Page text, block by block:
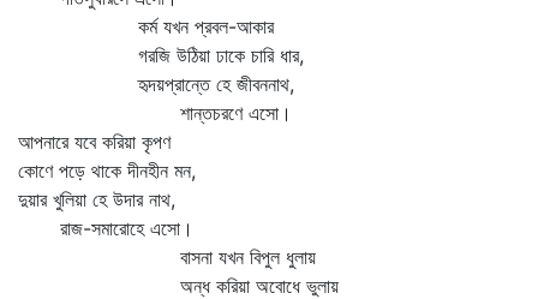
কর্ম যখন প্রবল-আকার
গরজি উঠিয়া ঢাকে চারি ধার,
হৃদয়প্রান্তে হে জীবননাথ,
শান্তচরণে এসো।
আপনারে যবে করিয়া কৃপণ
কোণে পড়ে থাকে দীনহীন মন,
দুয়ার খুলিয়া হে উদার নাথ,
রাজ-সমারোহে এসো।
বাসনা যখন বিপুল ধুলায়
অন্ধ করিয়া অবোধে ভুলায়